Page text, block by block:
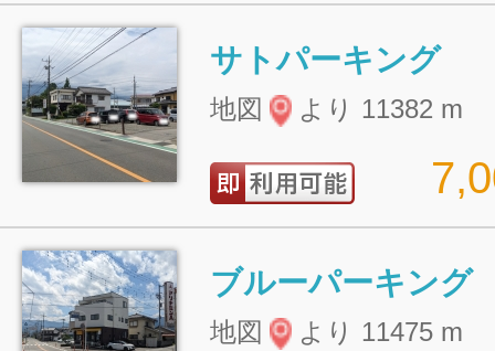
サトパーキング
地図 より 11382 m
ブルーパーキング
地図 より 11475 m